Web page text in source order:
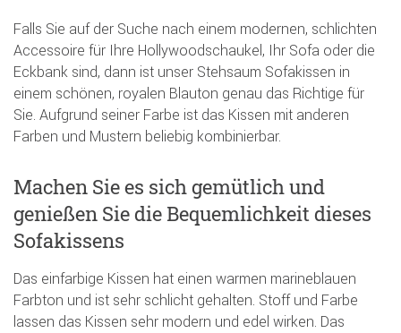
Falls Sie auf der Suche nach einem modernen, schlichten
Accessoire für Ihre Hollywoodschaukel, Ihr Sofa oder die
Eckbank sind, dann ist unser Stehsaum Sofakissen in
einem schönen, royalen Blauton genau das Richtige für
Sie. Aufgrund seiner Farbe ist das Kissen mit anderen
Farben und Mustern beliebig kombinierbar.
Machen Sie es sich gemütlich und
genießen Sie die Bequemlichkeit dieses
Sofakissens
Das einfarbige Kissen hat einen warmen marineblauen
Farbton und ist sehr schlicht gehalten. Stoff und Farbe
lassen das Kissen sehr modern und edel wirken. Das